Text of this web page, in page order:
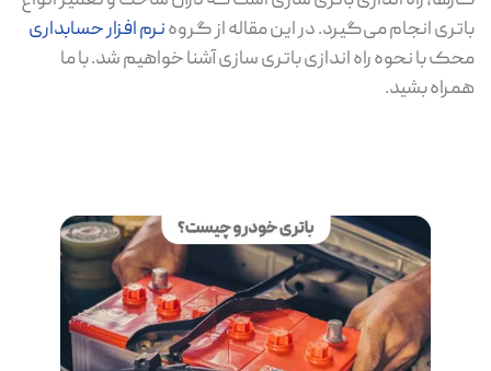
باتری انجام می‌گیرد. در این مقاله از گروهنرم افزار حسابداری
محک با نحوه راه اندازی باتری سازی آشنا خواهیم شد. با ما
همراه بشید.